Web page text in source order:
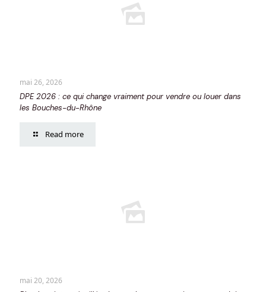
mai 26, 2026
DPE 2026 : ce qui change vraiment pour vendre ou louer dans
les Bouches-du-Rhône
Read more
mai 20, 2026